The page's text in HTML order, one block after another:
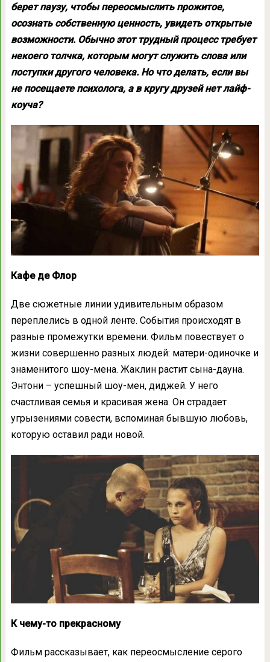
берет паузу, чтобы переосмыслить прожитое,
осознать собственную ценность, увидеть открытые
возможности. Обычно этот трудный процесс требует
некоего толчка, которым могут служить слова или
поступки другого человека. Но что делать, если вы
не посещаете психолога, а в кругу друзей нет лайф-
коуча?
Кафе де Флор
Две сюжетные линии удивительным образом
переплелись в одной ленте. События происходят в
разные промежутки времени. Фильм повествует о
жизни совершенно разных людей: матери-одиночке и
знаменитого шоу-мена. Жаклин растит сына-дауна.
Энтони – успешный шоу-мен, диджей. У него
счастливая семья и красивая жена. Он страдает
угрызениями совести, вспоминая бывшую любовь,
которую оставил ради новой.
К чему-то прекрасному
Фильм рассказывает, как переосмысление серого